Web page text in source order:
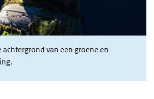
achtergrond van een groene en